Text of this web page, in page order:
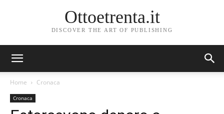
Ottoetrenta.it
DISCOVER THE ART OF PUBLISHING
Home Cronaca
Cronaca